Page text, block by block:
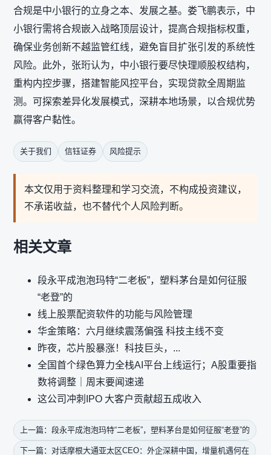
合规是中小银行的立身之本、发展之基。娄飞鹏表示，中
小银行需将合规嵌入战略顶层设计，提高合规指标权重，
确保业务创新不越监管红线，避免盲目扩张引发的系统性
风险。此外，张珩认为，中小银行要尽快理顺股权结构，
重构内控步骤，搭建智能风控平台，实现贷款全周期监
测。可探索差异化发展模式，深耕本地场景，以合规优势
赢得客户黏性。
关于我们 信钰证券 风险提示
本文仅用于资料整理和学习交流，不构成投资建议，
不承诺收益，也不替代个人风险判断。
相关文章
段永平成泡泡玛特“二老板”，塑料茅台是如何征服
“老登”的
线上股票配资软件的功能与风险管理
华金策略：六月继续震荡偏强 科技主线不变
昨夜，芯片股暴涨！科技巨头，...
全国首个绿色算力全栈AI平台上线运行；A股重要指
数将调整｜周末要闻速递
这公司冲刺IPO 大客户贡献超五成收入
上一篇：段永平成泡泡玛特“二老板”，塑料茅台是如何征服“老登”的
下一篇：对话摩根大通亚太区CEO：外企深耕中国，增量机遇何在